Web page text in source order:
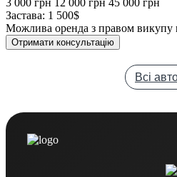
Застава: 1 500$
Можлива оренда з правом викупу
Отримати консультацію
Всі